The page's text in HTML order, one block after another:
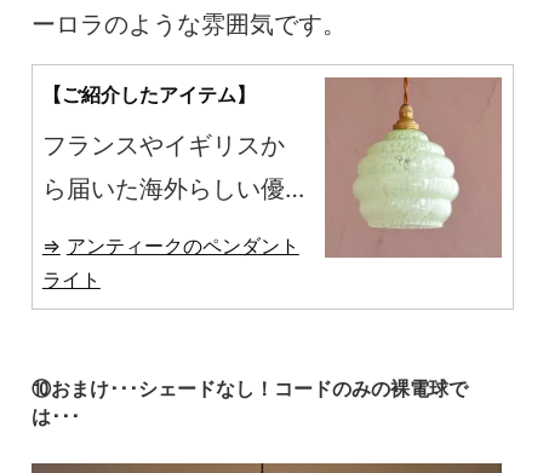
ーロラのような雰囲気です。
【ご紹介したアイテム】
フランスやイギリスか
ら届いた海外らしい優
れたデザインのペンダ
ントライトたち。一気
に垢抜けた空間を作り
アンティークのペンダント
ライト
⑩おまけ･･･シェードなし！コードのみの裸電球で
は･･･